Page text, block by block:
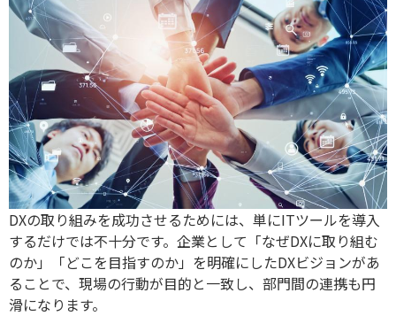
DXの取り組みを成功させるためには、単にITツールを導入
するだけでは不十分です。企業として「なぜDXに取り組む
のか」「どこを目指すのか」を明確にしたDXビジョンがあ
ることで、現場の行動が目的と一致し、部門間の連携も円
滑になります。